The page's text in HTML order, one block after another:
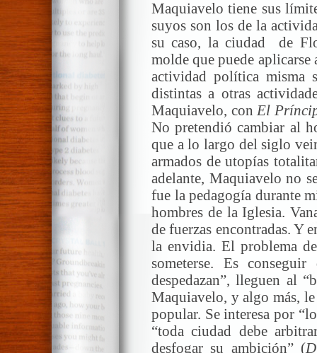
Maquiavelo tiene sus
suyos son los de la
su caso, la ciudad de
molde que puede aplicarse
actividad política misma
distintas a otras
Maquiavelo, con El
No pretendió cambiar al
que a lo largo del siglo
armados de utopías
adelante, Maquiavelo no
fue la pedagogía durante
hombres de la Iglesia.
de fuerzas encontradas. Y
la envidia. El problema
someterse. Es
despedazan”, lleguen al
Maquiavelo, y algo más,
popular. Se interesa por
“toda ciudad debe
desfogar su ambición” (